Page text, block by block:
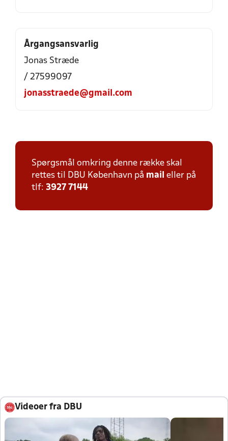
Årgangsansvarlig
Jonas Stræde
/ 27599097
jonasstraede@gmail.com
Spørgsmål omkring denne række skal
rettes til DBU København på mail eller på
tlf: 3927 7144
Videoer fra DBU